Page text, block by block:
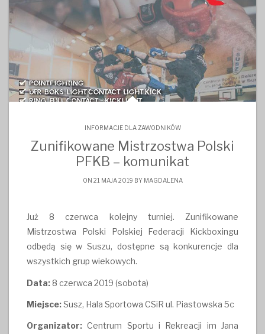
INFORMACJE DLA ZAWODNIKÓW
Zunifikowane Mistrzostwa Polski
PFKB – komunikat
ON 21 MAJA 2019 BY MAGDALENA
Już 8 czerwca kolejny turniej. Zunifikowane
Mistrzostwa Polski Polskiej Federacji Kickboxingu
odbędą się w Suszu, dostępne są konkurencje dla
wszystkich grup wiekowych.
Data: 8 czerwca 2019 (sobota)
Miejsce:Susz, Hala Sportowa CSiR ul. Piastowska 5c
Organizator: Centrum Sportu i Rekreacji im Jana